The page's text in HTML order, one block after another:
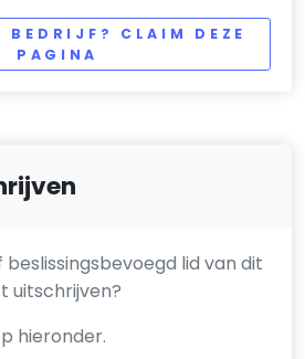
CLAIM DEZE
PAGINA
lid van dit
uitschrijven?
hieronder.